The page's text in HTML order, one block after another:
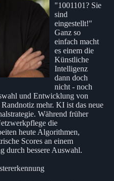
"1001101? Sie
sind
eingestellt!"
Ganz so
einfach macht
es einem die
Künstliche
Intelligenz
dann doch
nicht - noch
und Entwicklung von
mehr. KI ist das neue
Während früher
die
heute Algorithmen,
Scores an einem
durch bessere Auswahl.